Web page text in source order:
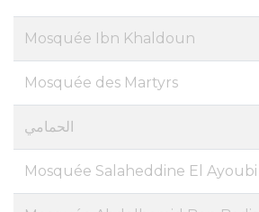
Mosquée Ibn Khaldoun
Mosquée des Martyrs
الحمامي
Mosquée Salaheddine El Ayoubi